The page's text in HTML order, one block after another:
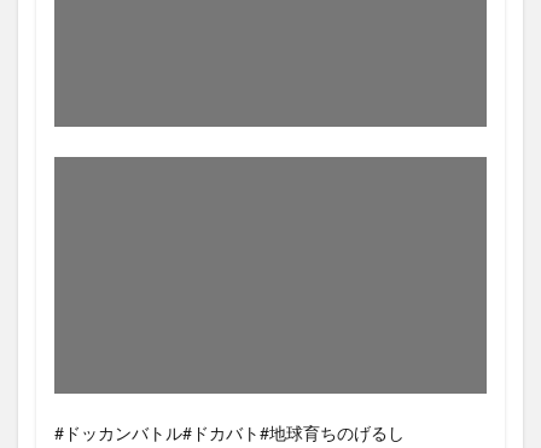
#ドッカンバトル#ドカバト#地球育ちのげるし